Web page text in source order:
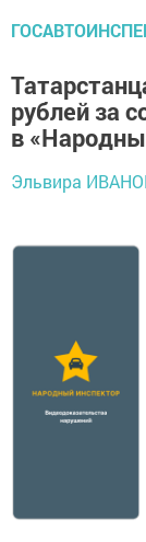
рублей за
в
Эльвира